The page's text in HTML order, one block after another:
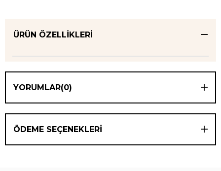
ÜRÜN ÖZELLIKLERI
YORUMLAR(0)
ÖDEME SEÇENEKLERI